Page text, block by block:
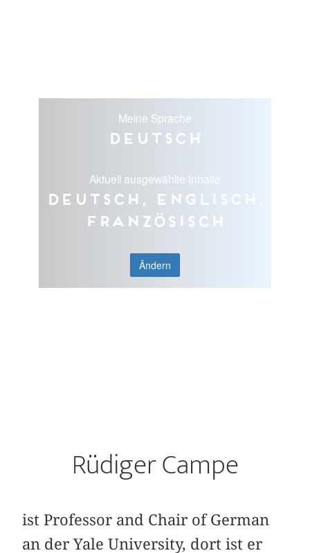
Meine Sprache
Deutsch
Aktuell ausgewählte Inhalte
Deutsch, Englisch,
Französisch
Ändern
Rüdiger Campe
ist Professor and Chair of German
an der Yale University, dort ist er